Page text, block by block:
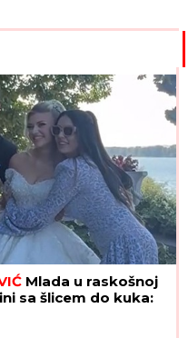
Mlada u raskošnoj
sa šlicem do kuka: